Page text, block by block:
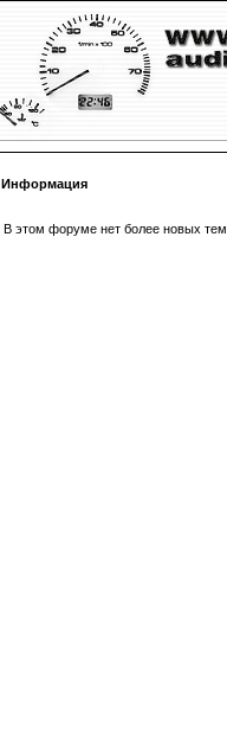
Информация
В этом форуме нет более новых тем.